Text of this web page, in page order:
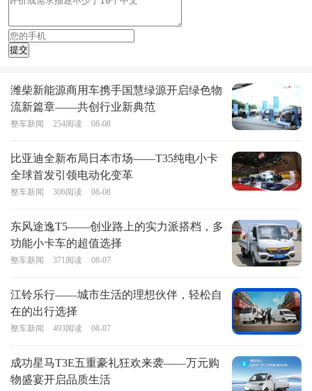
潍柴新能源商用车携手国慧绿源开启绿色物
流新篇章——共创行业新典范
整车新闻 254阅读 08-08
比亚迪全新布局日本市场——T35纯电小卡
全球首发引领电动化变革
整车新闻 306阅读 08-08
东风途逸T5——创业路上的实力派搭档，多
功能小卡车的超值选择
整车新闻 371阅读 08-07
江铃乐行——城市生活的理想伙伴，轻松自
在的出行选择
整车新闻 493阅读 08-07
成功星马T3E五重豪礼狂欢来袭——万元购
物盛宴开启品质生活